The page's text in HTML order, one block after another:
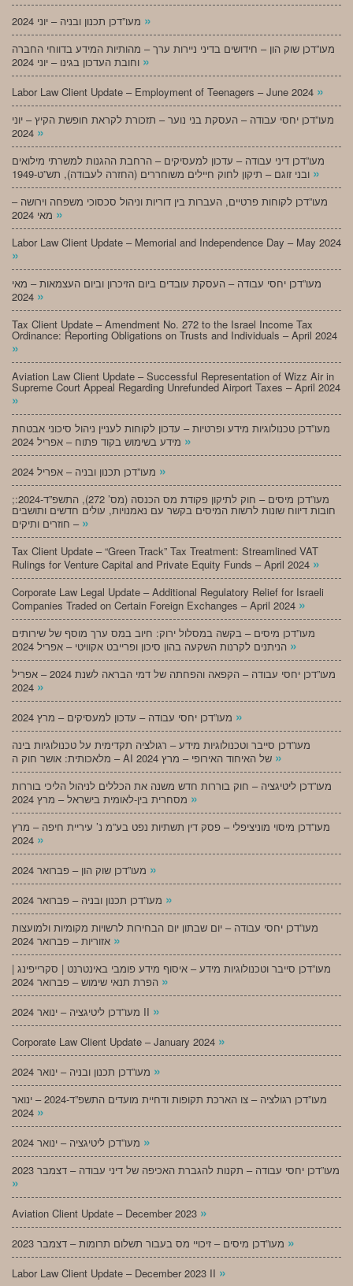
»
מעו”דכן שוק הון – חידושים בדיני ניירות ערך – מהותיות המידע בדווחי החברה
»
Labor Law Client Update – Employment of Teenagers – June 2024 »
מעו”דכן יחסי עבודה – העסקת בני נוער – תזכורת לקראת חופשת הקיץ – יוני
»
מעו”דכן דיני עבודה – עדכון למעסיקים – הרחבת ההגנות למשרתי מילואים
»
מעו”דכן לקוחות פרטיים, העברות בין דוריות וניהול סכסוכי משפחה וירושה –
»
Labor Law Client Update – Memorial and Independence Day – May 2024
»
מעו”דכן יחסי עבודה – העסקת עובדים ביום הזיכרון וביום העצמאות – מאי
»
Tax Client Update – Amendment No. 272 to the Israel Income Tax
Ordinance: Reporting Obligations on Trusts and Individuals – April 2024
»
Aviation Law Client Update – Successful Representation of Wizz Air in
Supreme Court Appeal Regarding Unrefunded Airport Taxes – April 2024
»
מעו”דכן טכנולוגיות מידע ופרטיות – עדכון לקוחות לעניין ניהול סיכוני אבטחת
»
»
;מעו”דכן מיסים – חוק לתיקון פקודת מס הכנסה (מס’ 272), התשפ”ד-2024:
חובות דיווח שונות לרשות המיסים בקשר עם נאמנויות, עולים חדשים ותושבים
חוזרים ותיקים – »
Tax Client Update – “Green Track” Tax Treatment: Streamlined VAT
Rulings for Venture Capital and Private Equity Funds – April 2024 »
Corporate Law Legal Update – Additional Regulatory Relief for Israeli
Companies Traded on Certain Foreign Exchanges – April 2024 »
מעו”דכן מיסים – בקשה במסלול ירוק: חיוב במס ערך מוסף של שירותים
»
מעו”דכן יחסי עבודה – הקפאה והפחתה של דמי הבראה לשנת 2024 – אפריל
»
»
מעו”דכן סייבר וטכנולוגיות מידע – רגולציה תקדימית על טכנולוגיות בינה
»
מעו”דכן ליטיגציה – חוק בוררות חדש משנה את הכללים לניהול הליכי בוררות
»
מעו”דכן מיסוי מוניציפלי – פסק דין תשתיות נפט בע”מ נ’ עיריית חיפה – מרץ
»
»
»
מעו”דכן יחסי עבודה – יום שבתון יום הבחירות לרשויות מקומיות ולמועצות
»
מעו”דכן סייבר וטכנולוגיות מידע – איסוף מידע פומבי באינטרנט | סקרייפינג |
»
מעו”דכן ליטיגציה – ינואר 2024 II »
Corporate Law Client Update – January 2024 »
»
מעו”דכן רגולציה – צו הארכת תקופות ודחיית מועדים התשפ”ד-2024 – ינואר
»
»
מעו”דכן יחסי עבודה – תקנות להגברת האכיפה של דיני עבודה – דצמבר 2023
»
Aviation Client Update – December 2023 »
»
Labor Law Client Update – December 2023 II »